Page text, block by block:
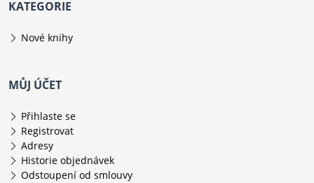
KATEGORIE
Nové knihy
MŮJ ÚČET
Přihlaste se
Registrovat
Adresy
Historie objednávek
Odstoupení od smlouvy